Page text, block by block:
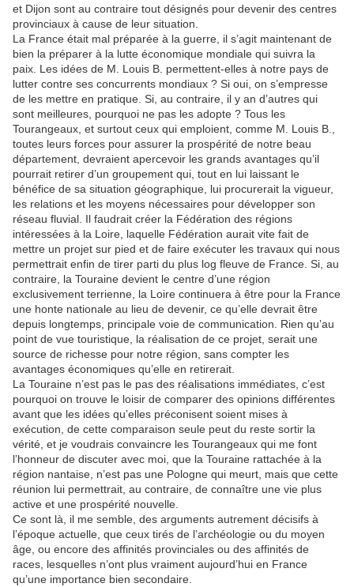
et Dijon sont au contraire tout désignés pour devenir des centres
provinciaux à cause de leur situation.
La France était mal préparée à la guerre, il s’agit maintenant de
bien la préparer à la lutte économique mondiale qui suivra la
paix. Les idées de M. Louis B. permettent-elles à notre pays de
lutter contre ses concurrents mondiaux ? Si oui, on s’empresse
de les mettre en pratique. Si, au contraire, il y an d’autres qui
sont meilleures, pourquoi ne pas les adopte ? Tous les
Tourangeaux, et surtout ceux qui emploient, comme M. Louis B.,
toutes leurs forces pour assurer la prospérité de notre beau
département, devraient apercevoir les grands avantages qu’il
pourrait retirer d’un groupement qui, tout en lui laissant le
bénéfice de sa situation géographique, lui procurerait la vigueur,
les relations et les moyens nécessaires pour développer son
réseau fluvial. Il faudrait créer la Fédération des régions
intéressées à la Loire, laquelle Fédération aurait vite fait de
mettre un projet sur pied et de faire exécuter les travaux qui nous
permettrait enfin de tirer parti du plus log fleuve de France. Si, au
contraire, la Touraine devient le centre d’une région
exclusivement terrienne, la Loire continuera à être pour la France
une honte nationale au lieu de devenir, ce qu’elle devrait être
depuis longtemps, principale voie de communication. Rien qu’au
point de vue touristique, la réalisation de ce projet, serait une
source de richesse pour notre région, sans compter les
avantages économiques qu’elle en retirerait.
La Touraine n’est pas le pas des réalisations immédiates, c’est
pourquoi on trouve le loisir de comparer des opinions différentes
avant que les idées qu’elles préconisent soient mises à
exécution, de cette comparaison seule peut du reste sortir la
vérité, et je voudrais convaincre les Tourangeaux qui me font
l’honneur de discuter avec moi, que la Touraine rattachée à la
région nantaise, n’est pas une Pologne qui meurt, mais que cette
réunion lui permettrait, au contraire, de connaître une vie plus
active et une prospérité nouvelle.
Ce sont là, il me semble, des arguments autrement décisifs à
l’époque actuelle, que ceux tirés de l’archéologie ou du moyen
âge, ou encore des affinités provinciales ou des affinités de
races, lesquelles n’ont plus vraiment aujourd’hui en France
qu’une importance bien secondaire.